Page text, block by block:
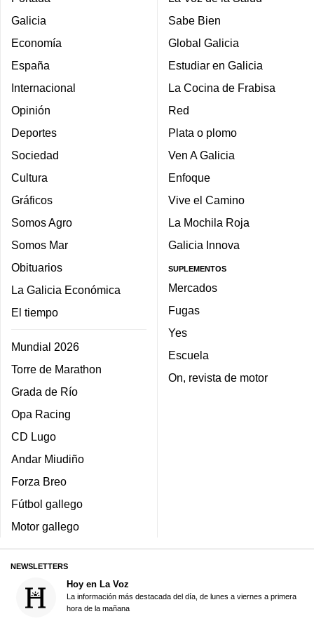
Galicia
Economía
España
Internacional
Opinión
Deportes
Sociedad
Cultura
Gráficos
Somos Agro
Somos Mar
Obituarios
La Galicia Económica
El tiempo
Mundial 2026
Torre de Marathon
Grada de Río
Opa Racing
CD Lugo
Andar Miudiño
Forza Breo
Fútbol gallego
Motor gallego
Sabe Bien
Global Galicia
Estudiar en Galicia
La Cocina de Frabisa
Red
Plata o plomo
Ven A Galicia
Enfoque
Vive el Camino
La Mochila Roja
Galicia Innova
SUPLEMENTOS
Mercados
Fugas
Yes
Escuela
On, revista de motor
NEWSLETTERS
Hoy en La Voz
La información más destacada del día, de lunes a viernes a primera
hora de la mañana